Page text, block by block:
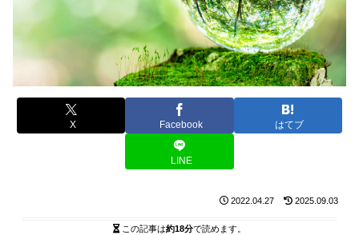
X Facebook はてブ
LINE
2022.04.27 2025.09.03
この記事は約18分で読めます。